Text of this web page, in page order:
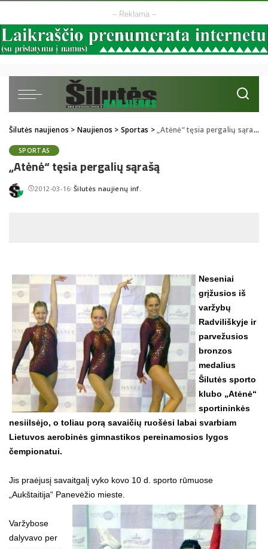
– Reklama –
Šilutės naujienos > Naujienos > Sportas > „Atėnė“ tęsia pergalių sąrašą
SPORTAS
„Atėnė“ tęsia pergalių sąrašą
2012-03-16Posted
Šilutės naujienų inf.
Neseniai
grįžusios iš
varžybų
Radviliškyje ir
parvežusios
bronzos
medalius
Šilutės sporto
klubo „Atėnė“
sportininkės
nesiilsėjo, o toliau porą savaičių ruošėsi labai svarbiam
Lietuvos aerobinės gimnastikos pereinamosios lygos
čempionatui.
Jis praėjusį savaitgalį vyko kovo 10 d. sporto rūmuose
„Aukštaitija“ Panevėžio mieste.
Varžybose
dalyvavo per